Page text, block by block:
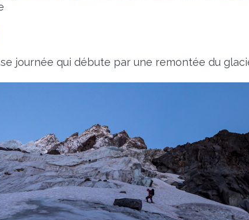
journée qui débute par une remontée du